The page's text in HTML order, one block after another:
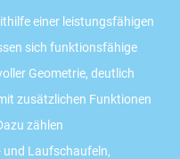
einer leistungsfähigen
sich funktionsfähige
Geometrie, deutlich
zusätzlichen Funktionen
zählen
Laufschaufeln,